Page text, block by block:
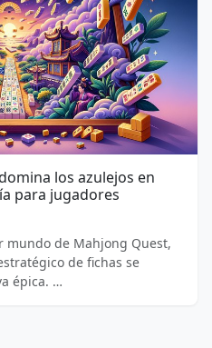
los azulejos en
para jugadores
mundo de Mahjong Quest,
de fichas se
épica. …